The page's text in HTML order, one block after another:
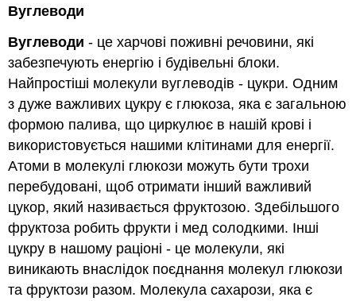
Вуглеводи
Вуглеводи - це харчові поживні речовини, які
забезпечують енергію і будівельні блоки.
Найпростіші молекули вуглеводів - цукри. Одним
з дуже важливих цукру є глюкоза, яка є загальною
формою палива, що циркулює в нашій крові і
використовується нашими клітинами для енергії.
Атоми в молекулі глюкози можуть бути трохи
перебудовані, щоб отримати інший важливий
цукор, який називається фруктозою. Здебільшого
фруктоза робить фрукти і мед солодкими. Інші
цукру в нашому раціоні - це молекули, які
виникають внаслідок поєднання молекул глюкози
та фруктози разом. Молекула сахарози, яка є